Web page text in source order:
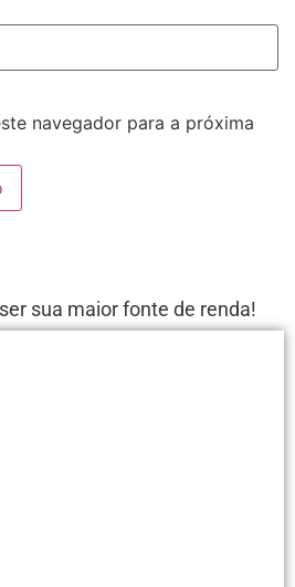
navegador para a próxima
sua maior fonte de renda!